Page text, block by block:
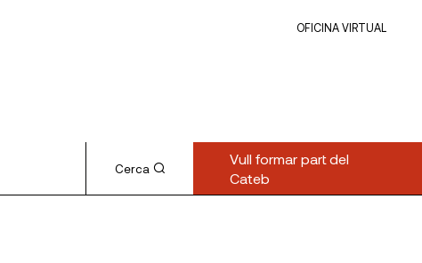
OFICINA VIRTUAL
Cerca
Vull formar part del
Cateb